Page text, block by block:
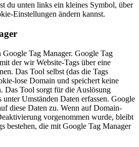
du unten links ein kleines Symbol, über
Einstellungen ändern kannst.
Google Tag Manager. Google Tag
der wir Website-Tags über eine
Das Tool selbst (das die Tags
lose Domain und speichert keine
Das Tool sorgt für die Auslösung
unter Umständen Daten erfassen. Google
diese Daten zu. Wenn auf Domain-
vorgenommen wurde, bleibt
bestehen, die mit Google Tag Manager